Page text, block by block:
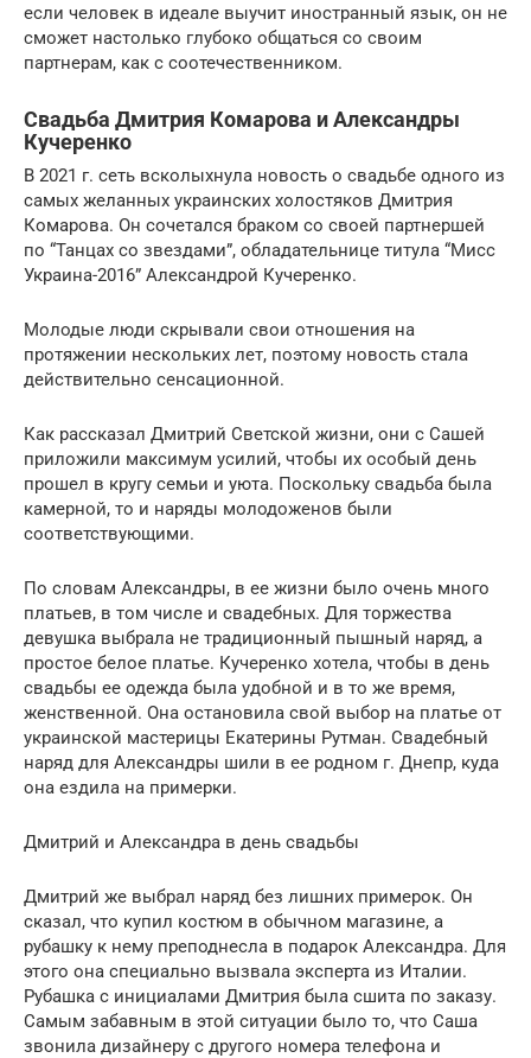
если человек в идеале выучит иностранный язык, он не
сможет настолько глубоко общаться со своим
партнерам, как с соотечественником.
Свадьба Дмитрия Комарова и Александры
Кучеренко
В 2021 г. сеть всколыхнула новость о свадьбе одного из
самых желанных украинских холостяков Дмитрия
Комарова. Он сочетался браком со своей партнершей
по “Танцах со звездами”, обладательнице титула “Мисс
Украина-2016” Александрой Кучеренко.
Молодые люди скрывали свои отношения на
протяжении нескольких лет, поэтому новость стала
действительно сенсационной.
Как рассказал Дмитрий Светской жизни, они с Сашей
приложили максимум усилий, чтобы их особый день
прошел в кругу семьи и уюта. Поскольку свадьба была
камерной, то и наряды молодоженов были
соответствующими.
По словам Александры, в ее жизни было очень много
платьев, в том числе и свадебных. Для торжества
девушка выбрала не традиционный пышный наряд, а
простое белое платье. Кучеренко хотела, чтобы в день
свадьбы ее одежда была удобной и в то же время,
женственной. Она остановила свой выбор на платье от
украинской мастерицы Екатерины Рутман. Свадебный
наряд для Александры шили в ее родном г. Днепр, куда
она ездила на примерки.
Дмитрий и Александра в день свадьбы
Дмитрий же выбрал наряд без лишних примерок. Он
сказал, что купил костюм в обычном магазине, а
рубашку к нему преподнесла в подарок Александра. Для
этого она специально вызвала эксперта из Италии.
Рубашка с инициалами Дмитрия была сшита по заказу.
Самым забавным в этой ситуации было то, что Саша
звонила дизайнеру с другого номера телефона и